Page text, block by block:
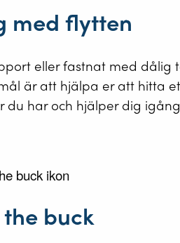
med flytten
eller fastnat med dålig
är att hjälpa er att hitta
du har och hjälper dig
buck